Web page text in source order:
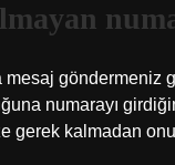
göndermeniz
numarayı
gerek kalmadan